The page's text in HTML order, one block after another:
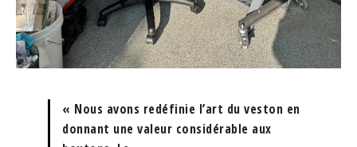
« Nous avons redéfinie l’art du veston en
donnant une valeur considérable aux